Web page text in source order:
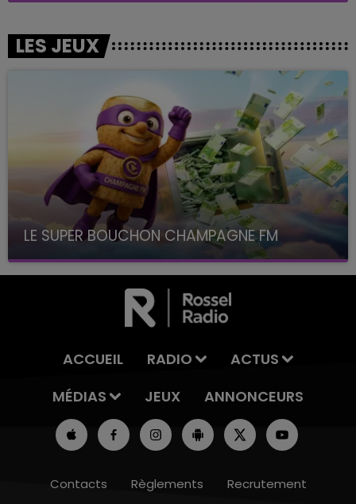
LES JEUX
LE SUPER BOUCHON CHAMPAGNE FM
avec La Famille Champagne FM, à 8H10
ACCUEIL RADIO
ACTUS
MÉDIAS
JEUX ANNONCEURS
Contacts Règlements Recrutement